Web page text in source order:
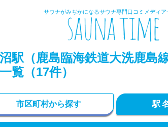
サウナがみぢかになるサウナ専門口コミメディア
駅（鹿島臨海鉄道大洗鹿島
覧（17件）
市区町村から探す 駅